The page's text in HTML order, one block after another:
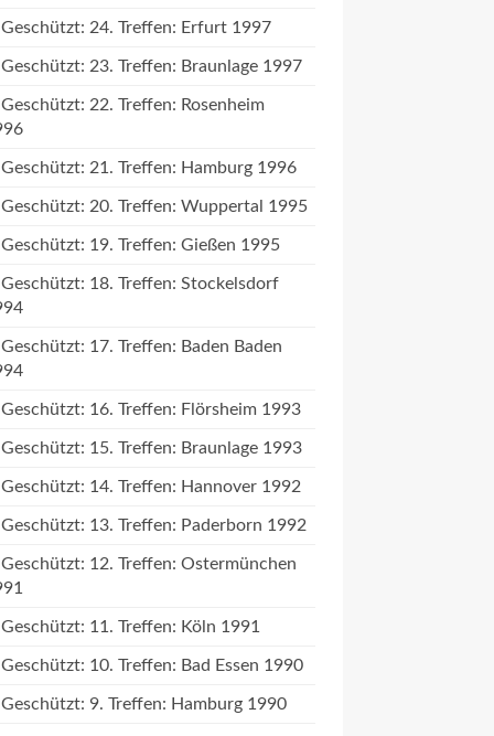
Geschützt: 24. Treffen: Erfurt 1997
Geschützt: 23. Treffen: Braunlage 1997
Geschützt: 22. Treffen: Rosenheim
Geschützt: 21. Treffen: Hamburg 1996
Geschützt: 20. Treffen: Wuppertal 1995
Geschützt: 19. Treffen: Gießen 1995
Geschützt: 18. Treffen: Stockelsdorf
Geschützt: 17. Treffen: Baden Baden
Geschützt: 16. Treffen: Flörsheim 1993
Geschützt: 15. Treffen: Braunlage 1993
Geschützt: 14. Treffen: Hannover 1992
Geschützt: 13. Treffen: Paderborn 1992
Geschützt: 12. Treffen: Ostermünchen
Geschützt: 11. Treffen: Köln 1991
Geschützt: 10. Treffen: Bad Essen 1990
Geschützt: 9. Treffen: Hamburg 1990